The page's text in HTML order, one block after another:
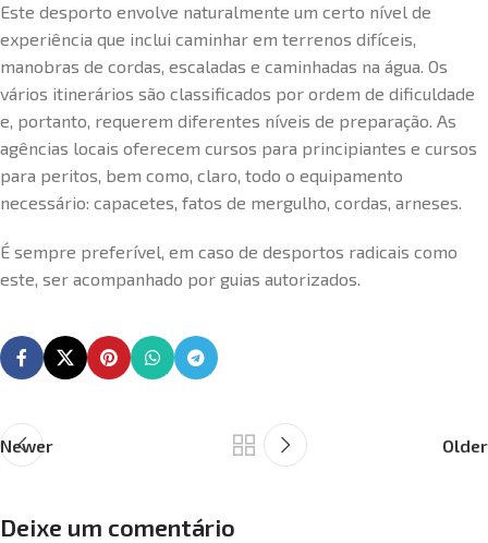
Este desporto envolve naturalmente um certo nível de
experiência que inclui caminhar em terrenos difíceis,
manobras de cordas, escaladas e caminhadas na água. Os
vários itinerários são classificados por ordem de dificuldade
e, portanto, requerem diferentes níveis de preparação. As
agências locais oferecem cursos para principiantes e cursos
para peritos, bem como, claro, todo o equipamento
necessário: capacetes, fatos de mergulho, cordas, arneses.
É sempre preferível, em caso de desportos radicais como
este, ser acompanhado por guias autorizados.
Newer Older
Deixe um comentário